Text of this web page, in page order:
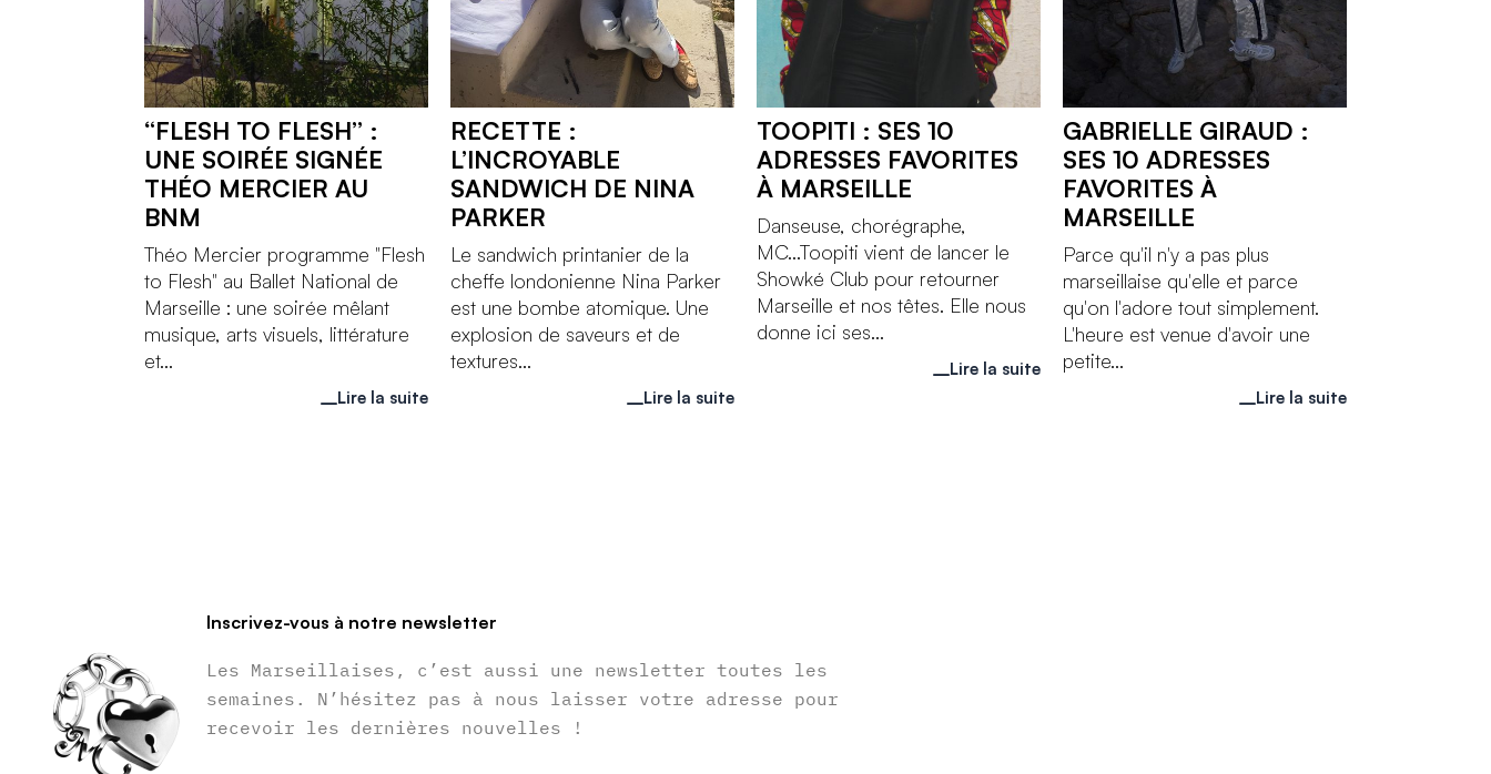
“FLESH TO FLESH” :
UNE SOIRÉE SIGNÉE
THÉO MERCIER AU
BNM
Théo Mercier programme "Flesh
to Flesh" au Ballet National de
Marseille : une soirée mêlant
musique, arts visuels, littérature
et...
Lire la suite
RECETTE :
L’INCROYABLE
SANDWICH DE NINA
PARKER
Le sandwich printanier de la
cheffe londonienne Nina Parker
est une bombe atomique. Une
explosion de saveurs et de
textures...
Lire la suite
TOOPITI : SES 10
ADRESSES FAVORITES
À MARSEILLE
Danseuse, chorégraphe,
MC...Toopiti vient de lancer le
Showké Club pour retourner
Marseille et nos têtes. Elle nous
donne ici ses...
Lire la suite
GABRIELLE GIRAUD :
SES 10 ADRESSES
FAVORITES À
MARSEILLE
Parce qu'il n'y a pas plus
marseillaise qu'elle et parce
qu'on l'adore tout simplement.
L'heure est venue d'avoir une
petite...
Lire la suite
Inscrivez-vous à notre newsletter
Les Marseillaises, c’est aussi une newsletter toutes les
semaines. N’hésitez pas à nous laisser votre adresse pour
recevoir les dernières nouvelles !